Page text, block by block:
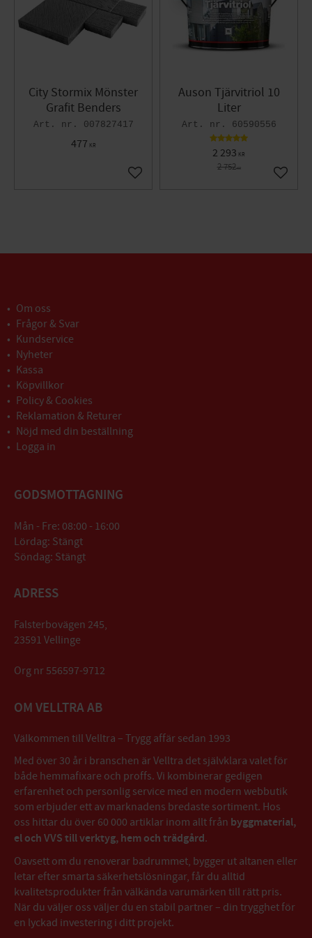
City Stormix Mönster
Grafit Benders
007827417
477 KR
Lägg till i favoriter
Auson Tjärvitriol 10
Liter
60590556
2 293 KR
2 752KR
Lägg
Om oss
Frågor & Svar
Kundservice
Nyheter
Kassa
Köpvillkor
Policy & Cookies
Reklamation & Returer
Nöjd med din beställning
Logga in
GODSMOTTAGNING
Mån - Fre: 08:00 - 16:00
Lördag: Stängt
Söndag: Stängt
ADRESS
Falsterbovägen 245,
23591 Vellinge
Org nr 556597-9712
OM VELLTRA AB
Välkommen till Velltra – Trygg affär sedan 1993
Med över 30 år i branschen är Velltra det självklara valet för
både hemmafixare och proffs. Vi kombinerar gedigen
erfarenhet och personlig service med en modern webbutik
som erbjuder ett av marknadens bredaste sortiment. Hos
oss hittar du över 60 000 artiklar inom allt från byggmaterial,
el och VVS till verktyg, hem och trädgård.
Oavsett om du renoverar badrummet, bygger ut altanen eller
letar efter smarta säkerhetslösningar, får du alltid
kvalitetsprodukter från välkända varumärken till rätt pris.
När du väljer oss väljer du en stabil partner – din trygghet för
en lyckad investering i ditt projekt.